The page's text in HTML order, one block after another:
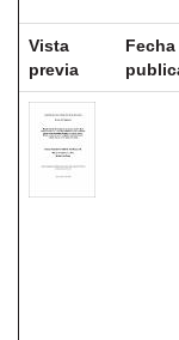
Vista
previa